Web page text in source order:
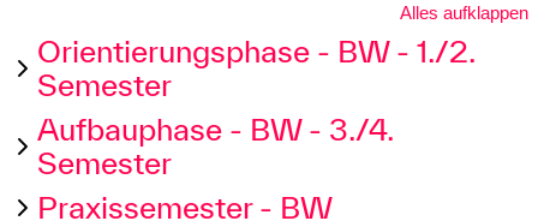
Alles aufklappen
Orientierungsphase - BW - 1./2.
Semester
Aufbauphase - BW - 3./4.
Semester
Praxissemester - BW